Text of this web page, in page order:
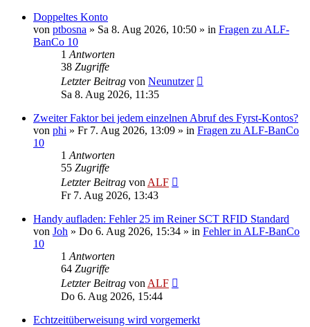
Doppeltes Konto
von ptbosna » Sa 8. Aug 2026, 10:50 » in Fragen zu ALF-
BanCo 10
1 Antworten
38 Zugriffe
Letzter Beitrag von Neunutzer
Sa 8. Aug 2026, 11:35
Zweiter Faktor bei jedem einzelnen Abruf des Fyrst-Kontos?
von phi » Fr 7. Aug 2026, 13:09 » in Fragen zu ALF-BanCo
10
1 Antworten
55 Zugriffe
Letzter Beitrag von ALF
Fr 7. Aug 2026, 13:43
Handy aufladen: Fehler 25 im Reiner SCT RFID Standard
von Joh » Do 6. Aug 2026, 15:34 » in Fehler in ALF-BanCo
10
1 Antworten
64 Zugriffe
Letzter Beitrag von ALF
Do 6. Aug 2026, 15:44
Echtzeitüberweisung wird vorgemerkt